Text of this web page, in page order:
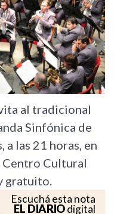
al tradicional
Sinfónica de
a las 21 horas, en
Centro Cultural
gratuito.
Escuchá esta nota
EL DIARIOdigital